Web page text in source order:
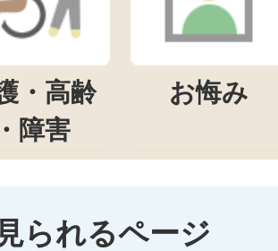
・高齢
・障害
お悔み
られるページ